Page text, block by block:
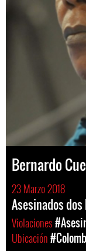
Bernardo
23 Marzo 2018
Asesinados
Violaciones
Ubicación